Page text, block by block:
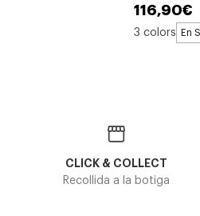
116,90€
3 colors En
CLICK & COLLECT
Recollida a la botiga